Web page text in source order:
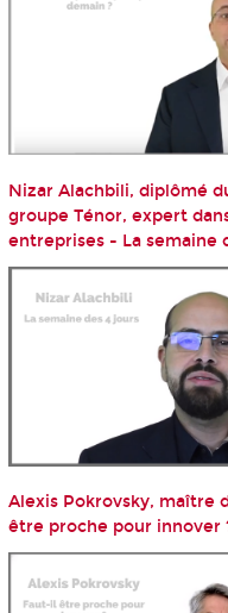
Nizar Alachbili, diplômé
groupe Ténor, expert
entreprises - La semaine
Alexis Pokrovsky, maître
être proche pour innover